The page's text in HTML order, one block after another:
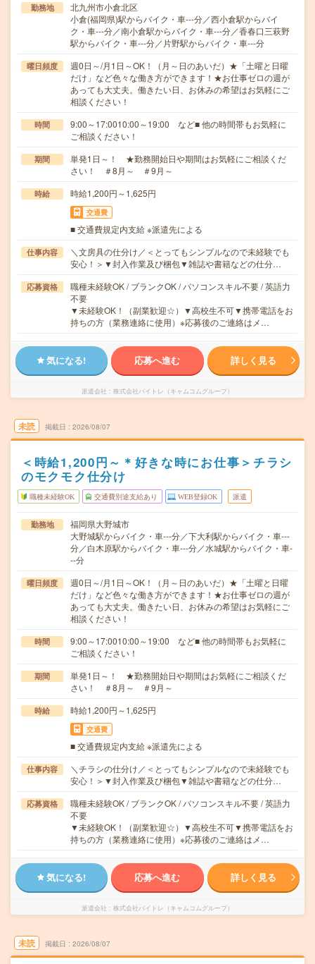
勤務地
北九州市小倉北区
小倉(福岡県)駅からバイク・車---分／西小倉駅からバイ
ク・車---分／南小倉駅からバイク・車---分／香春口三萩野
駅からバイク・車---分／片野駅からバイク・車---分
曜日頻度
週0日～/月1日～OK！（月～日のあいだ）★「土曜と日曜
だけ」など色々な働き方ができます！★お仕事ゼロの週が
あっても大丈夫。働きたい日、お休みの希望はお気軽にご
相談ください！
時間
9:00～17:0010:00～19:00 など■ 他の時間帯もお気軽に
ご相談ください！
期間
単発1日～！ ★勤務開始日や期間はお気軽にご相談くだ
さい！ ＃8月～ ＃9月～
時給 時給1,200円～1,625円
交通費
■ 交通費規定内支給 ※派遣先による
仕事内容
＼文房具の仕分け／＜とってもシンプルなので未経験でも
安心！＞▼封入作業及び梱包▼雑誌や書籍などの仕分…
応募資格
職種未経験OK / ブランクOK / パソコンスキル不要 / 英語力
不要
▼未経験OK！（副業歓迎☆）▼高校生不可▼携帯電話をお
持ちの方（業務連絡に使用）※応募後のご連絡はメ…
気になる! 応募へ進む 詳しく見る
派遣会社 株式会社バイトレ（キャムコムグループ）
未読 掲載日 2026/08/07
＜時給1,200円～＊好きな時にお仕事＞チラシ
のモクモク仕分け
職種未経験OK 交通費別途支給あり WEB登録OK 派遣
勤務地
福岡県大野城市
大野城駅からバイク・車---分／下大利駅からバイク・車---
分／白木原駅からバイク・車---分／水城駅からバイク・車-
--分
曜日頻度
週0日～/月1日～OK！（月～日のあいだ）★「土曜と日曜
だけ」など色々な働き方ができます！★お仕事ゼロの週が
あっても大丈夫。働きたい日、お休みの希望はお気軽にご
相談ください！
時間
9:00～17:0010:00～19:00 など■ 他の時間帯もお気軽に
ご相談ください！
期間
単発1日～！ ★勤務開始日や期間はお気軽にご相談くだ
さい！ ＃8月～ ＃9月～
時給 時給1,200円～1,625円
交通費
■ 交通費規定内支給 ※派遣先による
仕事内容
＼チラシの仕分け／＜とってもシンプルなので未経験でも
安心！＞▼封入作業及び梱包▼雑誌や書籍などの仕分…
応募資格
職種未経験OK / ブランクOK / パソコンスキル不要 / 英語力
不要
▼未経験OK！（副業歓迎☆）▼高校生不可▼携帯電話をお
持ちの方（業務連絡に使用）※応募後のご連絡はメ…
気になる! 応募へ進む 詳しく見る
派遣会社 株式会社バイトレ（キャムコムグループ）
未読 掲載日 2026/08/07